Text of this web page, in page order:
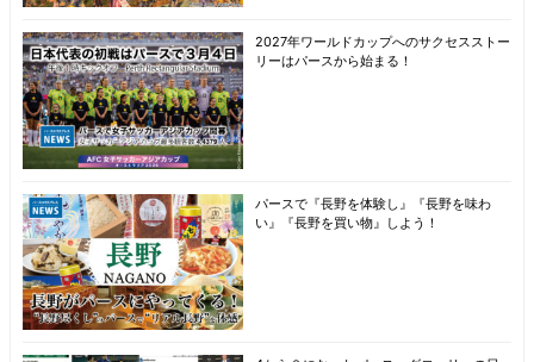
2027年ワールドカップへのサクセスストー
リーはパースから始まる！
パースで『長野を体験し』『長野を味わ
い』『長野を買い物』しよう！